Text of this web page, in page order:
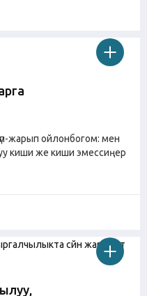
жарып ойлонбогом: мен
киши же киши эмессиңер